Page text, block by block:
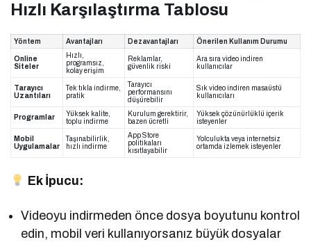
Hızlı Karşılaştırma Tablosu
Yöntem Avantajları Dezavantajları Önerilen Kullanım Durumu
Online
Siteler
Hızlı,
programsız,
kolay erişim
Reklamlar,
güvenlik riski
Ara sıra video indiren
kullanıcılar
Tarayıcı
Uzantıları
Tek tıkla indirme,
pratik
Tarayıcı
performansını
düşürebilir
Sık video indiren masaüstü
kullanıcıları
Programlar
Yüksek kalite,
toplu indirme
Kurulum gerektirir,
bazen ücretli
Yüksek çözünürlüklü içerik
isteyenler
Mobil
Uygulamalar
Taşınabilirlik,
hızlı indirme
App Store
politikaları
kısıtlayabilir
Yolculukta veya internetsiz
ortamda izlemek isteyenler
Ek İpucu:
Videoyu indirmeden önce dosya boyutunu kontrol
edin, mobil veri kullanıyorsanız büyük dosyalar